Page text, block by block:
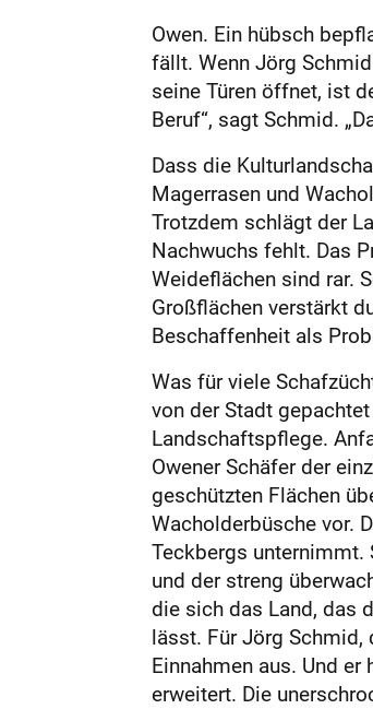
Owen. Ein hübsch
fällt. Wenn Jörg
seine Türen öffnet, ist
Beruf“, sagt Schmid.
Dass die
Magerrasen und
Trotzdem schlägt der
Nachwuchs fehlt. Das
Weideflächen sind rar.
Großflächen verstärkt
Beschaffenheit als
Was für viele
von der Stadt
Landschaftspflege.
Owener Schäfer der
geschützten Flächen
Wacholderbüsche vor.
Teckbergs
und der streng
die sich das Land, das
lässt. Für Jörg
Einnahmen aus. Und
erweitert. Die